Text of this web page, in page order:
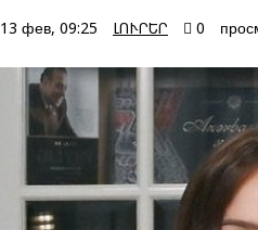
13 фев, 09:25 ԼՈՒՐԵՐ 0